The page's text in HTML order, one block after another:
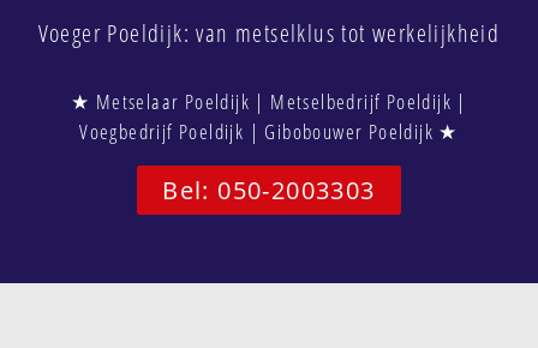
Voeger Poeldijk: van metselklus tot werkelijkheid
★ Metselaar Poeldijk | Metselbedrijf Poeldijk |
Voegbedrijf Poeldijk | Gibobouwer Poeldijk ★
Bel: 050-2003303